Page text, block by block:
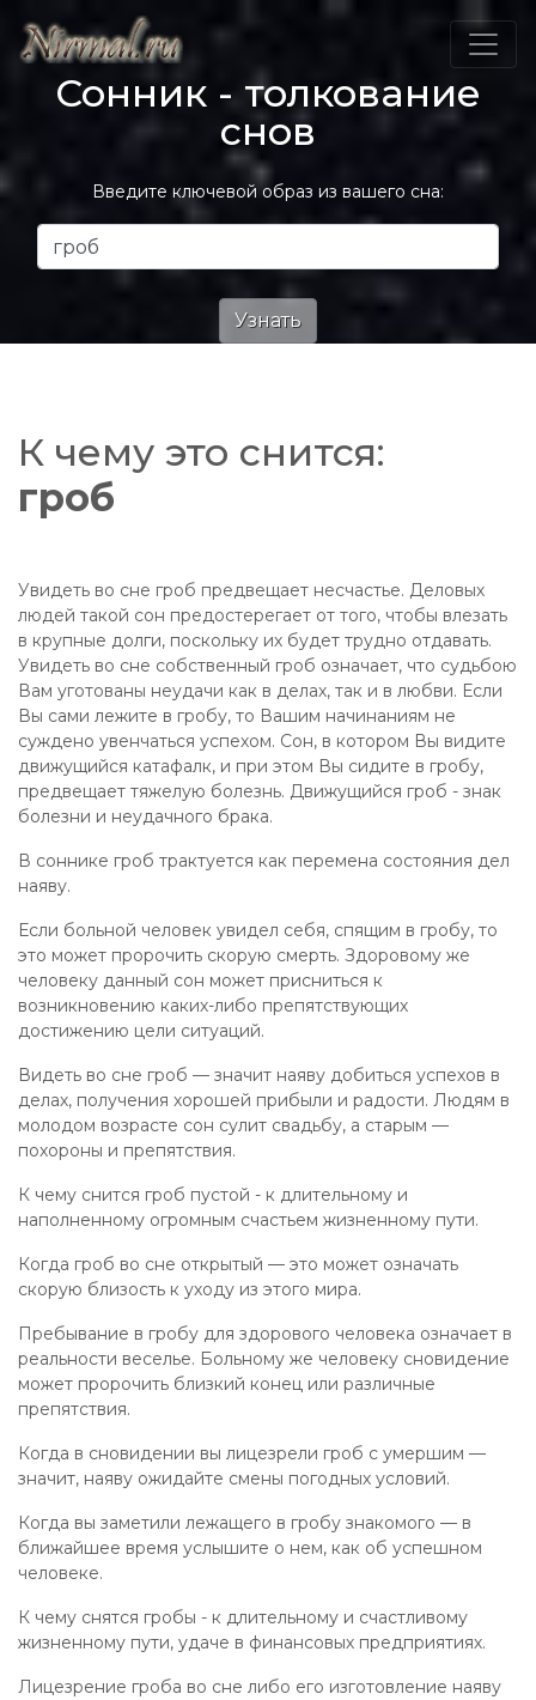
Сонник - толкование
снов
Введите ключевой образ из вашего сна:
К чему это снится:
гроб
Увидеть во сне гроб предвещает несчастье. Деловых
людей такой сон предостерегает от того, чтобы влезать
в крупные долги, поскольку их будет трудно отдавать.
Увидеть во сне собственный гроб означает, что судьбою
Вам уготованы неудачи как в делах, так и в любви. Если
Вы сами лежите в гробу, то Вашим начинаниям не
суждено увенчаться успехом. Сон, в котором Вы видите
движущийся катафалк, и при этом Вы сидите в гробу,
предвещает тяжелую болезнь. Движущийся гроб - знак
болезни и неудачного брака.
В соннике гроб трактуется как перемена состояния дел
наяву.
Если больной человек увидел себя, спящим в гробу, то
это может пророчить скорую смерть. Здоровому же
человеку данный сон может присниться к
возникновению каких-либо препятствующих
достижению цели ситуаций.
Видеть во сне гроб — значит наяву добиться успехов в
делах, получения хорошей прибыли и радости. Людям в
молодом возрасте сон сулит свадьбу, а старым —
похороны и препятствия.
К чему снится гроб пустой - к длительному и
наполненному огромным счастьем жизненному пути.
Когда гроб во сне открытый — это может означать
скорую близость к уходу из этого мира.
Пребывание в гробу для здорового человека означает в
реальности веселье. Больному же человеку сновидение
может пророчить близкий конец или различные
препятствия.
Когда в сновидении вы лицезрели гроб с умершим —
значит, наяву ожидайте смены погодных условий.
Когда вы заметили лежащего в гробу знакомого — в
ближайшее время услышите о нем, как об успешном
человеке.
К чему снятся гробы - к длительному и счастливому
жизненному пути, удаче в финансовых предприятиях.
Лицезрение гроба во сне либо его изготовление наяву